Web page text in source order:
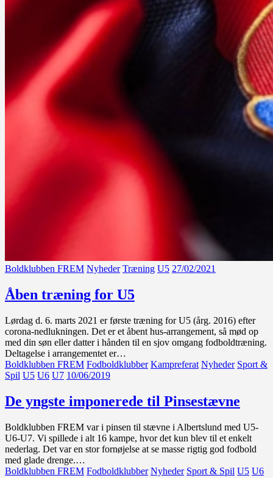
Boldklubben FREM Nyheder Træning U5 27/02/2021
Åben træning for U5
Lørdag d. 6. marts 2021 er første træning for U5 (årg. 2016) efter
corona-nedlukningen. Det er et åbent hus-arrangement, så mød op
med din søn eller datter i hånden til en sjov omgang fodboldtræning.
Deltagelse i arrangementet er…
Boldklubben FREM Fodboldklubber Kampreferat Nyheder Sport &
Spil U5 U6 U7 10/06/2019
De yngste imponerede til Pinsestævne
Boldklubben FREM var i pinsen til stævne i Albertslund med U5-
U6-U7. Vi spillede i alt 16 kampe, hvor det kun blev til et enkelt
nederlag. Det var en stor fornøjelse at se masse rigtig god fodbold
med glade drenge.…
Boldklubben FREM Fodboldklubber Nyheder Sport & Spil U5 U6